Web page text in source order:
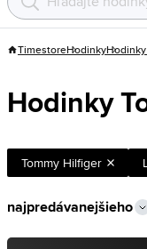
TimestoreHodinky
Hodinky
Tommy Hilfiger